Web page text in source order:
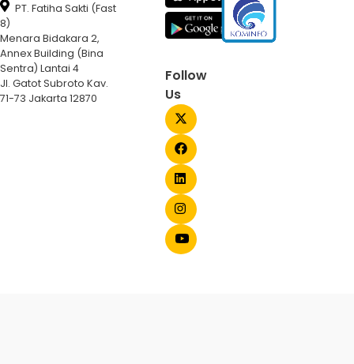
PT. Fatiha Sakti (Fast
8)
Menara Bidakara 2,
Annex Building (Bina
Sentra) Lantai 4
Jl. Gatot Subroto Kav.
71-73 Jakarta 12870
Follow
Us